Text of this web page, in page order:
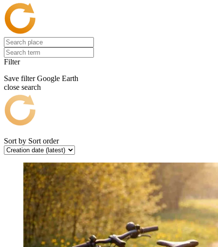
Filter
Save filter Google Earth
close search
Sort by Sort order